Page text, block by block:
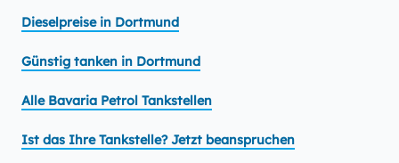
Dieselpreise in Dortmund
Günstig tanken in Dortmund
Alle Bavaria Petrol Tankstellen
Ist das Ihre Tankstelle? Jetzt beanspruchen